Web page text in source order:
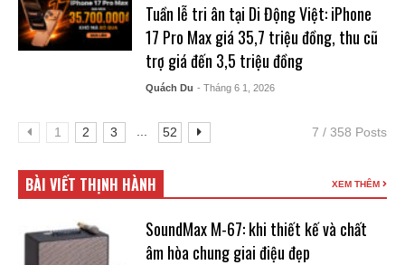
Tuần lễ tri ân tại Di Động Việt: iPhone
17 Pro Max giá 35,7 triệu đồng, thu cũ
trợ giá đến 3,5 triệu đồng
Quách Du - Tháng 6 1, 2026
1 2 3 52 7 / 358 Posts
BÀI VIẾT THỊNH HÀNH XEM THÊM
SoundMax M-67: khi thiết kế và chất
âm hòa chung giai điệu đẹp